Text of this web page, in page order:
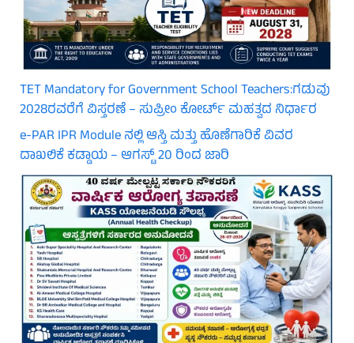
TET Mandatory for Government School Teachers:ಗಡುವು
2028ರವರೆಗೆ ವಿಸ್ತರಣೆ – ಸುಪ್ರೀಂ ಕೋರ್ಟ್ ಮಹತ್ವದ ನಿರ್ಧಾರ
e-PAR IPR Module ನಲ್ಲಿ ಆಸ್ತಿ ಮತ್ತು ಹೊಣೆಗಾರಿಕೆ ವಿವರ
ದಾಖಲಿಕೆ ಕಡ್ಡಾಯ – ಆಗಸ್ಟ್ 20 ರಿಂದ ಜಾರಿ